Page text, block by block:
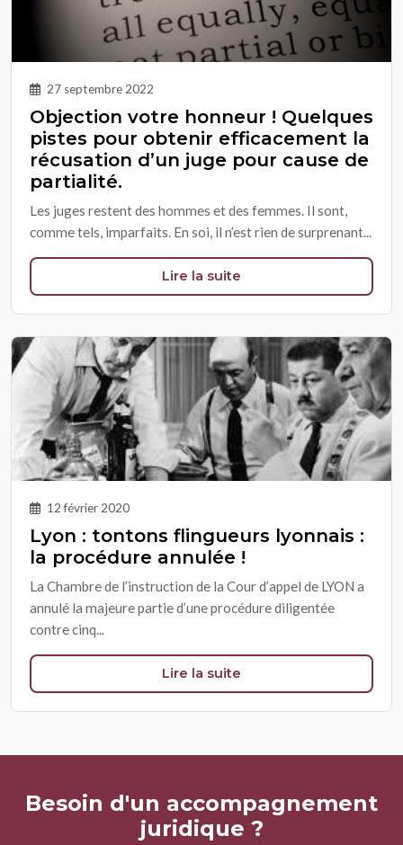
27 septembre 2022
Objection votre honneur ! Quelques
pistes pour obtenir efficacement la
récusation d’un juge pour cause de
partialité.
Les juges restent des hommes et des femmes. Il sont,
comme tels, imparfaits. En soi, il n’est rien de surprenant...
Lire la suite
12 février 2020
Lyon : tontons flingueurs lyonnais :
la procédure annulée !
La Chambre de l’instruction de la Cour d’appel de LYON a
annulé la majeure partie d’une procédure diligentée
contre cinq...
Lire la suite
Besoin d'un accompagnement
juridique ?